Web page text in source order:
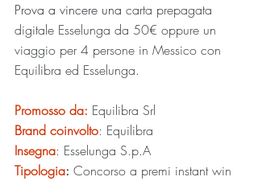
Prova a vincere una carta prepagata
digitale Esselunga da 50€ oppure un
viaggio per 4 persone in Messico con
Equilibra ed Esselunga.
Promosso da: Equilibra Srl
Brand coinvolto: Equilibra
Insegna: Esselunga S.p.A
Tipologia: Concorso a premi instant win